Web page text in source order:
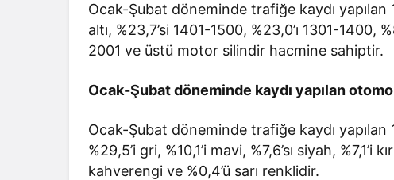
Ocak-Şubat döneminde trafiğe kaydı
altı, %23,7’si 1401-1500, %23,0’ı 1301-1400,
2001 ve üstü motor silindir hacmine sahiptir.
Ocak-Şubat döneminde kaydı yapılan
Ocak-Şubat döneminde trafiğe kaydı
%29,5’i gri, %10,1’i mavi, %7,6’sı siyah, %7,1’i
kahverengi ve %0,4’ü sarı renklidir.